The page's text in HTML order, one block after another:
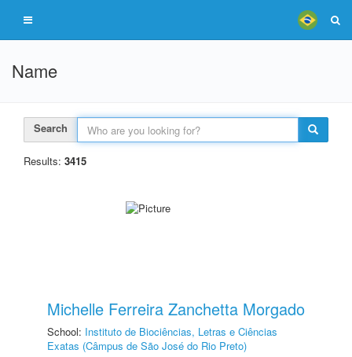
Name
Search
Results: 3415
Michelle Ferreira Zanchetta Morgado
School: Instituto de Biociências, Letras e Ciências
Exatas (Câmpus de São José do Rio Preto)